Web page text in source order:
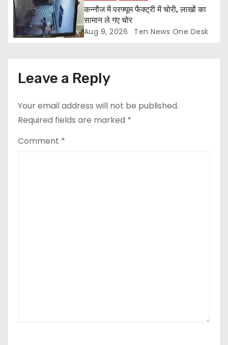
कन्नौज में परफ्यूम फैक्ट्री में चोरी, लाखों का
सामान ले गए चोर
Aug 9, 2026 Ten News One Desk
Leave a Reply
Your email address will not be published.
Required fields are marked *
Comment *